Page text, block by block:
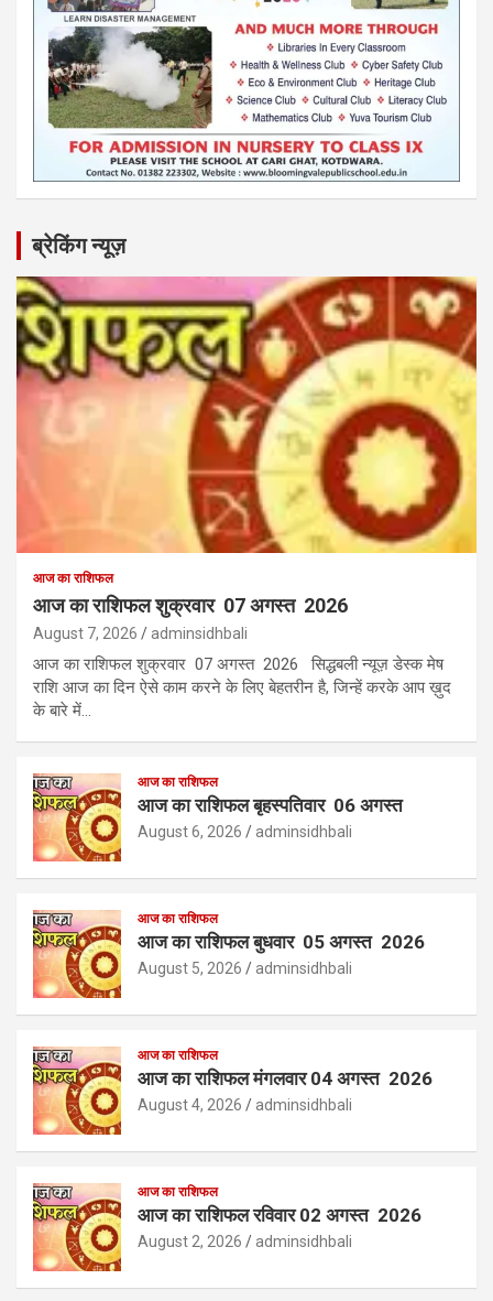
ब्रेकिंग न्यूज़
आज का राशिफल
आज का राशिफल शुक्रवार 07 अगस्त 2026
August 7, 2026 adminsidhbali
आज का राशिफल शुक्रवार 07 अगस्त 2026 सिद्धबली न्यूज़ डेस्क मेष
राशि आज का दिन ऐसे काम करने के लिए बेहतरीन है, जिन्हें करके आप ख़ुद
के बारे में…
आज का राशिफल
आज का राशिफल बृहस्पतिवार 06 अगस्त
August 6, 2026 adminsidhbali
आज का राशिफल
आज का राशिफल बुधवार 05 अगस्त 2026
August 5, 2026 adminsidhbali
आज का राशिफल
आज का राशिफल मंगलवार 04 अगस्त 2026
August 4, 2026 adminsidhbali
आज का राशिफल
आज का राशिफल रविवार 02 अगस्त 2026
August 2, 2026 adminsidhbali